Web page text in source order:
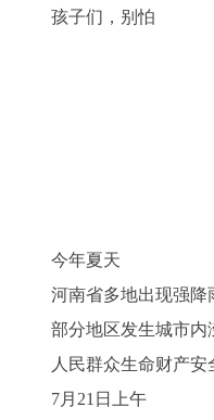
孩子们，别怕
今年夏天
河南省多地出现强降
部分地区发生城市内
人民群众生命财产
7月21日上午